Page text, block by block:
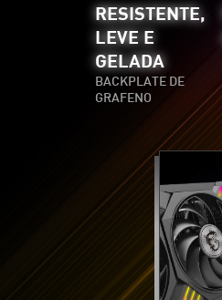
RESISTENTE,
LEVE E
GELADA
BACKPLATE DE
GRAFENO